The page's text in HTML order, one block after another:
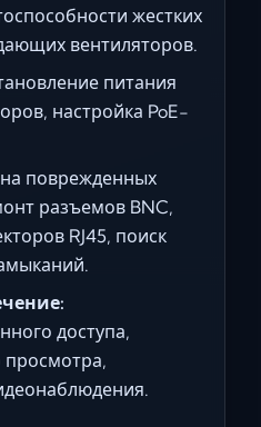
жестких
вентиляторов.
питания
настройка PoE-
поврежденных
разъемов BNC,
RJ45, поиск
доступа,
просмотра,